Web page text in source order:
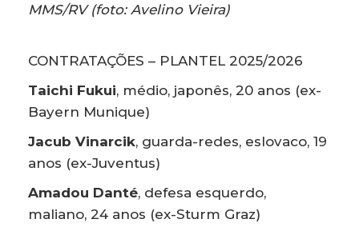
MMS/RV (foto: Avelino Vieira)
CONTRATAÇÕES – PLANTEL 2025/2026
Taichi Fukui, médio, japonês, 20 anos (ex-
Bayern Munique)
Jacub Vinarcik, guarda-redes, eslovaco, 19
anos (ex-Juventus)
Amadou Danté, defesa esquerdo,
maliano, 24 anos (ex-Sturm Graz)